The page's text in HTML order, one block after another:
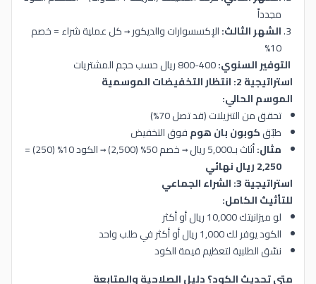
مجدداً
الشهر الثالث:الإكسسوارات والديكور → كل عملية شراء = خصم
10%
التوفير السنوي:
استراتيجية 2: انتظار التخفيضات الموسمية
الموسم الحالي:
تحقق من التنزيلات (قد تصل 70%)
طبّقكوبون بان هومفوق التخفيض
مثال:أثاث بـ5,000 ريال → خصم 50% (2,500) → الكود 10% (250) =
2,250 ريال نهائي
استراتيجية 3: الشراء الجماعي
للتأثيث الكامل:
لو ميزانيتك 10,000 ريال أو أكثر
الكود يوفر لك 1,000 ريال أو أكثر في طلب واحد
نسّق الطلبية لتعظيم قيمة الكود
متى تحديث الكود؟ دليل الصلاحية والمتابعة